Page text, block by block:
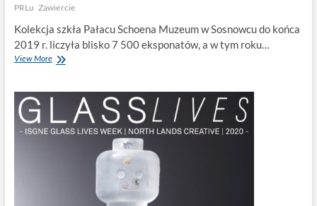
PRLu Zawiercie
Kolekcja szkła Pałacu Schoena Muzeum w Sosnowcu do końca
2019 r. liczyła blisko 7 500 eksponatów, a w tym roku…
View MoreZawierciańskie
pierwsze
spostrzeżenia
z
rozpoczętych